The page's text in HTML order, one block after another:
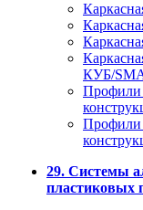
КУБ/
Профили
Профили
29. Системы
пластиковых